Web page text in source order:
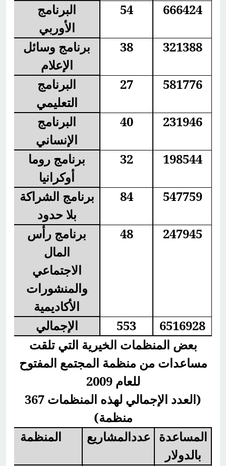
666424
54
البرنامج
الأوربي
321388
38
برنامج وسائل
الإعلام
581776
27
البرنامج
التعليمي
231946
40
البرنامج
الإنساني
198544
32
برنامج روما
أوكرانيا
547759
84
برنامج الشراكة
بلا حدود
247945
48
برنامج رأس
المال
الاجتماعي
والمنشورات
الأكاديمية
6516928
553
الإجمالي
بعض المنظمات الخيرية التي تلقت
مساعدات من منظمة المجتمع المفتوح
للعام 2009
(العدد الإجمالي لهذه المنظمات 367
منظمة)
المساعدة
بالدولار
عددالمشاريع المنظمة